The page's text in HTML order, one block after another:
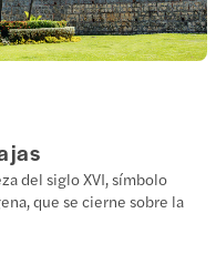
del siglo XVI, símbolo
que se cierne sobre la